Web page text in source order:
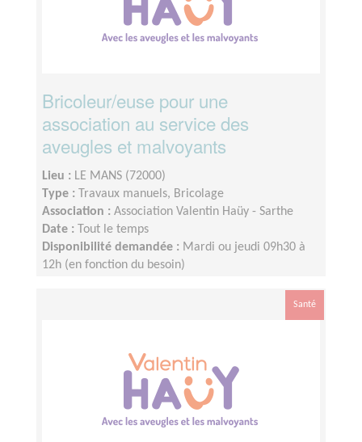
Bricoleur/euse pour une
association au service des
aveugles et malvoyants
Lieu : LE MANS (72000)
Type :
Travaux manuels, Bricolage
Association : Association Valentin Haüy - Sarthe
Date :
Tout le temps
Disponibilité demandée : Mardi ou jeudi 09h30 à
12h (en fonction du besoin)
Santé